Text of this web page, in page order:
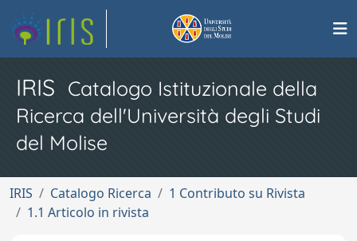
IRIS Catalogo Istituzionale della
Ricerca dell'Università degli Studi
del Molise
IRIS Catalogo Ricerca
1 Contributo su Rivista
1.1 Articolo in rivista